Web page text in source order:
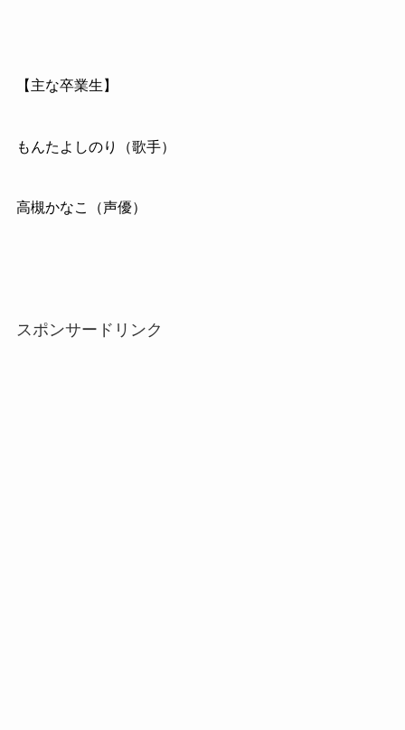
【主な卒業生】
もんたよしのり（歌手）
高槻かなこ（声優）
スポンサードリンク